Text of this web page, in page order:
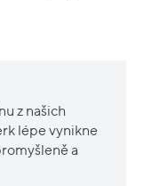
z našich
lépe vynikne
a